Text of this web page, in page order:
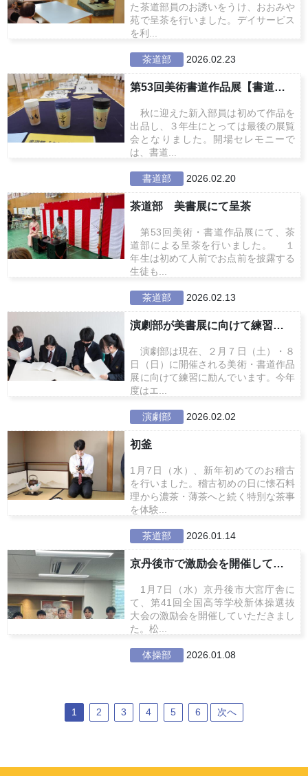
た茶道部員のお誘いをうけ、おおみや
苑で呈茶を行いました。デイサービス
を利...
茶道部 2026.02.23
第53回美術書道作品展【書道部】
秋に迎えた新入部員は初めて作品を
出品し、３年生にとっては最後の展覧
会となりました。開場セレモニーで
は、書道...
書道部 2026.02.20
茶道部 美書展にて呈茶
第53回美術・書道作品展にて、茶
道部による呈茶を行いました。 １
年生は初めて人前でお点前を披露する
生徒も...
茶道部 2026.02.13
演劇部が美書展に向けて練習中！
演劇部は現在、２月７日（土）・８
日（日）に開催される美術・書道作品
展に向けて練習に励んでいます。今年
度はエ...
演劇部 2026.02.02
初釜
1月7日（水）、新年初めてのお稽古
を行いました。稽古初めの日に懐石料
理から濃茶・薄茶へと続く特別な茶事
を体験...
茶道部 2026.01.14
京丹後市で激励会を開催していただ...
1月7日（水）京丹後市大宮庁舎に
て、第41回全国高等学校新体操選抜
大会の激励会を開催していただきまし
た。松...
体操部 2026.01.08
1 2 3 4 5 6 次へ